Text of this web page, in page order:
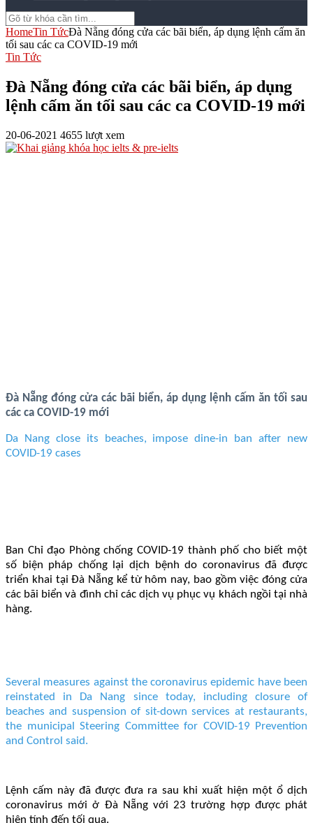
HomeTin TứcĐà Nẵng đóng cửa các bãi biển, áp dụng lệnh cấm ăn
tối sau các ca COVID-19 mới
Tin Tức
Đà Nẵng đóng cửa các bãi biển, áp dụng
lệnh cấm ăn tối sau các ca COVID-19 mới
20-06-2021 4655 lượt xem
Đà Nẵng đóng cửa các bãi biển, áp dụng lệnh cấm ăn tối sau
các ca COVID-19 mới
Da Nang close its beaches, impose dine-in ban after new
COVID-19 cases
Ban Chỉ đạo Phòng chống COVID-19 thành phố cho biết một
số biện pháp chống lại dịch bệnh do coronavirus đã được
triển khai tại Đà Nẵng kể từ hôm nay, bao gồm việc đóng cửa
các bãi biển và đình chỉ các dịch vụ phục vụ khách ngồi tại nhà
hàng.
Several measures against the coronavirus epidemic have been
reinstated in Da Nang since today, including closure of
beaches and suspension of sit-down services at restaurants,
the municipal Steering Committee for COVID-19 Prevention
and Control said.
Lệnh cấm này đã được đưa ra sau khi xuất hiện một ổ dịch
coronavirus mới ở Đà Nẵng với 23 trường hợp được phát
hiện tính đến tối qua.